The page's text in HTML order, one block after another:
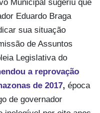
Municipal sugeriu que
Eduardo Braga
sua situação
de Assuntos
Legislativa do
a reprovação
de 2017, época
de governador